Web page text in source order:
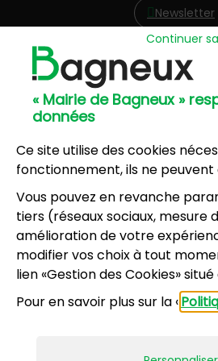
« Mairie de Bagneux »
données
Ce site utilise des cookies
fonctionnement, ils ne
Vous pouvez en revanche
tiers (réseaux sociaux, mesure
amélioration de votre
modifier vos choix à tout
lien «Gestion des Cookies»
Pour en savoir plus sur la «
Continuer
Newsletter
Hôtel de Ville
57, avenue Henri Ravera -
01 42 31
8, résidence du Port Galand
01 45 47
NOUS
Horaires d’ouverture:
Lundi, mercredi, jeudi,
13h30-17h
Samedi : 9h-12h pour le